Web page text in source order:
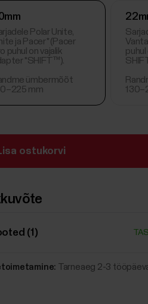
Polar Unite,
ja Pacer* (Pacer
puhul on vajalik
*SHIFT™).
ümbermõõt
mm
ostukorvi
(1 )
Tarneaeg 2-3